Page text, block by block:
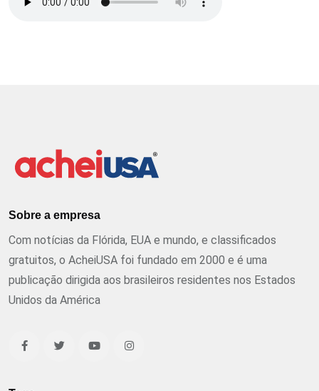
Sobre a empresa
Com notícias da Flórida, EUA e mundo, e classificados
gratuitos, o AcheiUSA foi fundado em 2000 e é uma
publicação dirigida aos brasileiros residentes nos Estados
Unidos da América